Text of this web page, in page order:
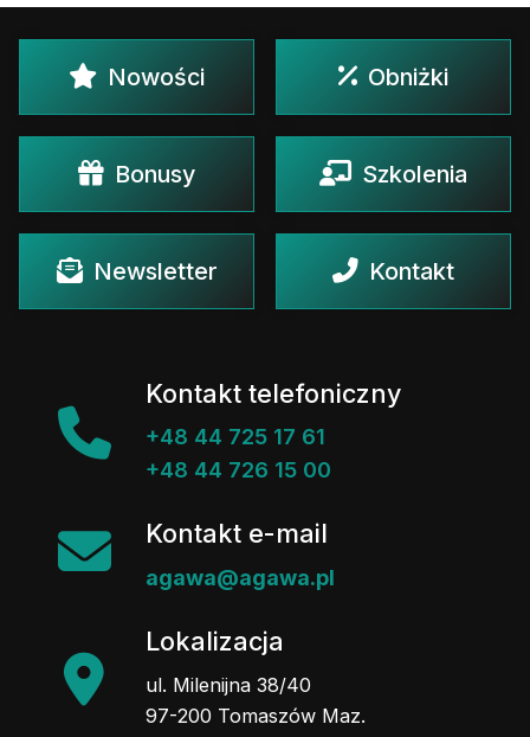
Nowości Obniżki
Bonusy Szkolenia
Newsletter Kontakt
Kontakt telefoniczny
+48 44 725 17 61
+48 44 726 15 00
Kontakt e-mail
agawa@agawa.pl
Lokalizacja
ul. Milenijna 38/40
97-200 Tomaszów Maz.